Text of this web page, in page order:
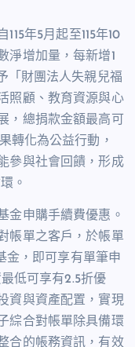
115年5月起至115年10
淨增加量，每新增1
「財團法人失親兒福
照顧、教育資源與心
，總捐款金額最高可
轉化為公益行動，
參與社會回饋，形成
。
金申購手續費優惠。
帳單之客戶，於帳單
金，即可享有單筆申
低可享有2.5折優
資與資產配置，實現
綜合對帳單除具備環
合的帳務資訊，有效